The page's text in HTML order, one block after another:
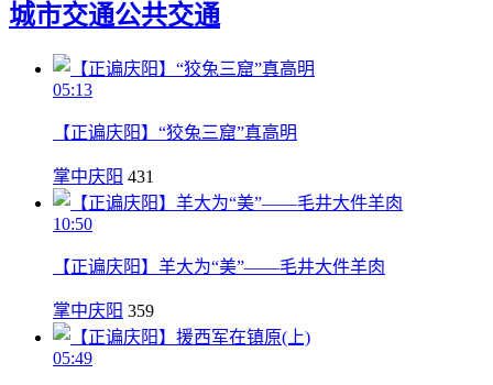
城市交通公共交通
05:13
【正谝庆阳】“狡兔三窟”真高明
掌中庆阳 431
10:50
【正谝庆阳】羊大为“美”——毛井大件羊肉
掌中庆阳 359
05:49